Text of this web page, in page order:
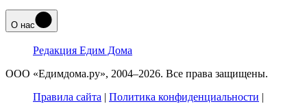
О нас
Редакция Едим Дома
ООО «Едимдома.ру», 2004–2026. Все права защищены.
Правила сайта | Политика конфиденциальности |